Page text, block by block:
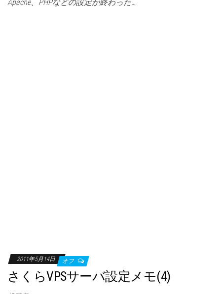
Apache、PHPなどの設定が終わった…
2011年5月14日 オフ
さくらVPSサーバ設定メモ(4)